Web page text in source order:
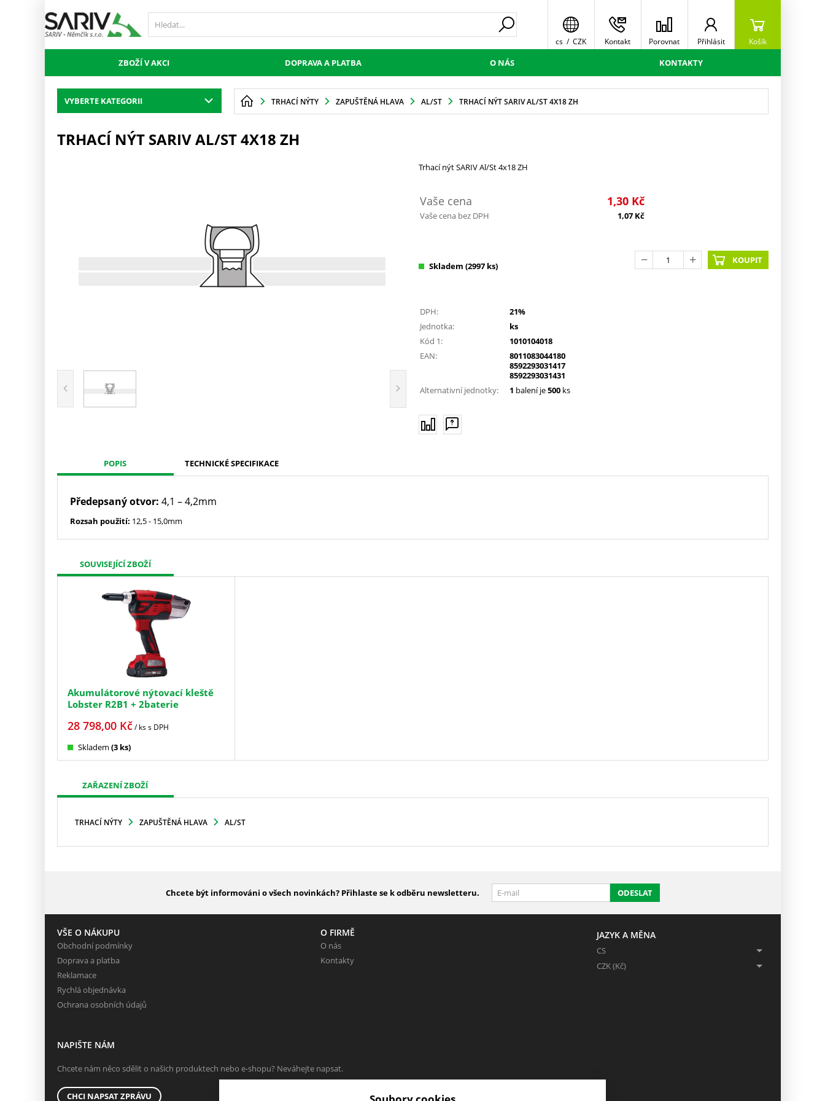
cs / CZK Kontakt Porovnat Přihlásit Košík
ZBOŽÍ V AKCI DOPRAVA A PLATBA O NÁS KONTAKTY
VYBERTE KATEGORII TRHACÍ NÝTY ZAPUŠTĚNÁ HLAVA AL/ST TRHACÍ NÝT SARIV AL/ST 4X18 ZH
TRHACÍ NÝT SARIV AL/ST 4X18 ZH
Trhací nýt SARIV Al/St 4x18 ZH
Vaše cena 1,30 Kč
Vaše cena bez DPH 1,07 Kč
Skladem (2997 ks)
KOUPIT
DPH:
21%
Jednotka:
ks
Kód 1:
1010104018
EAN:
8011083044180
8592293031417
8592293031431
Alternativní jednotky:
1 balení je500 ks
POPIS TECHNICKÉ SPECIFIKACE
Předepsaný otvor: 4,1 – 4,2mm
Rozsah použití: 12,5 - 15,0mm
SOUVISEJÍCÍ ZBOŽÍ
Akumulátorové nýtovací kleště
Lobster R2B1 + 2baterie
28 798,00Kč/ kss DPH
Skladem (3 ks)
ZAŘAZENÍ ZBOŽÍ
TRHACÍ NÝTY ZAPUŠTĚNÁ HLAVA AL/ST
Chcete být informováni o všech novinkách? Přihlaste se k odběru newsletteru. ODESLAT
VŠE O NÁKUPU
Obchodní podmínky
Doprava a platba
Reklamace
Rychlá objednávka
Ochrana osobních údajů
O FIRMĚ
O nás
Kontakty
JAZYK A MĚNA
CS
CZK (Kč)
NAPIŠTE NÁM
Chcete nám něco sdělit o našich produktech nebo e-shopu? Neváhejte napsat.
CHCI NAPSAT ZPRÁVU